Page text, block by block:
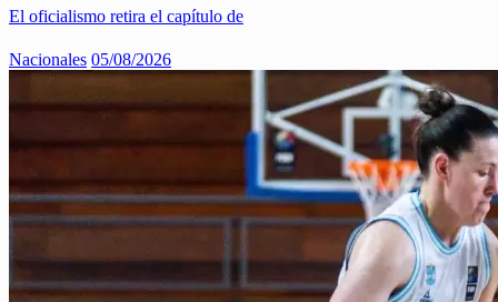
El oficialismo retira el capítulo de
Nacionales 05/08/2026